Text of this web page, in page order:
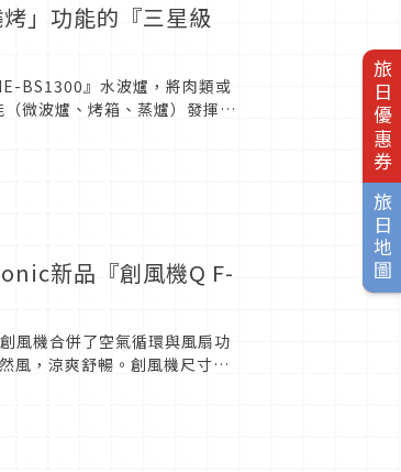
旅日優惠券
旅日地圖
」功能的『三星級
BS1300』水波爐，將肉類或
微波爐、烤箱、蒸爐）發揮到
新品『創風機Q F-
風機合併了空氣循環與風扇功
風，涼爽舒暢。創風機尺寸為